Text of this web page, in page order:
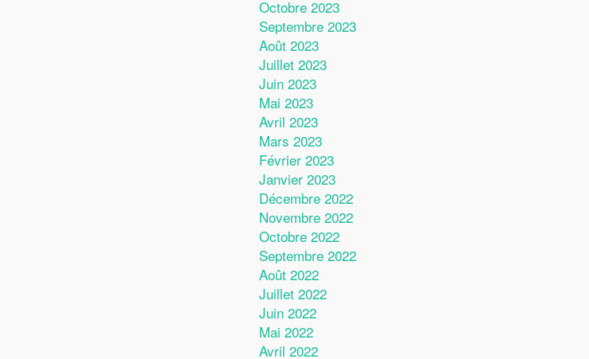
Octobre 2023
Septembre 2023
Août 2023
Juillet 2023
Juin 2023
Mai 2023
Avril 2023
Mars 2023
Février 2023
Janvier 2023
Décembre 2022
Novembre 2022
Octobre 2022
Septembre 2022
Août 2022
Juillet 2022
Juin 2022
Mai 2022
Avril 2022